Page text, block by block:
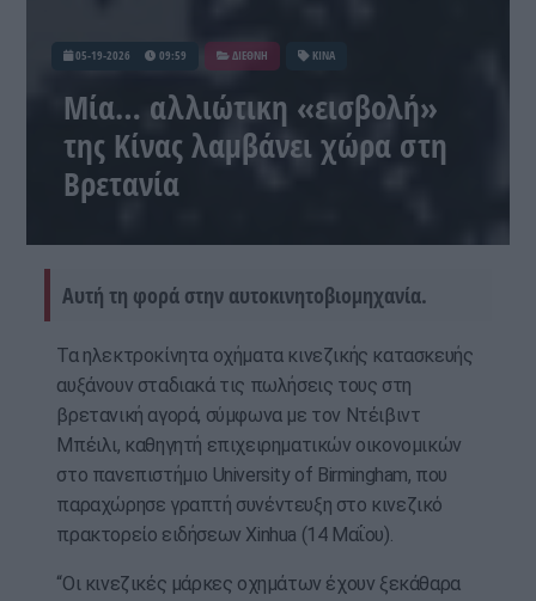
05-19-2026 09:59 ΔΙΕΘΝΗ ΚΙΝΑ
Μία… αλλιώτικη «εισβολή»
της Κίνας λαμβάνει χώρα στη
Βρετανία
Αυτή τη φορά στην αυτοκινητοβιομηχανία.
Τα ηλεκτροκίνητα οχήματα κινεζικής κατασκευής
αυξάνουν σταδιακά τις πωλήσεις τους στη
βρετανική αγορά, σύμφωνα με τον Ντέιβιντ
Μπέιλι, καθηγητή επιχειρηματικών οικονομικών
στο πανεπιστήμιο University of Birmingham, που
παραχώρησε γραπτή συνέντευξη στο κινεζικό
πρακτορείο ειδήσεων Xinhua (14 Μαΐου).
“Οι κινεζικές μάρκες οχημάτων έχουν ξεκάθαρα